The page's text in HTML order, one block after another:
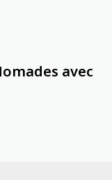
:
avec